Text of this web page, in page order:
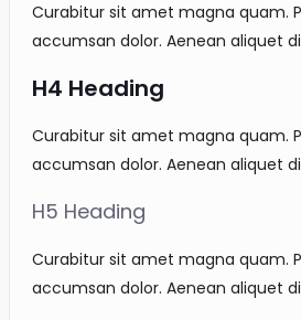
Curabitur sit amet magna quam.
accumsan dolor. Aenean aliquet
H4 Heading
Curabitur sit amet magna quam.
accumsan dolor. Aenean aliquet
H5 Heading
Curabitur sit amet magna quam.
accumsan dolor. Aenean aliquet